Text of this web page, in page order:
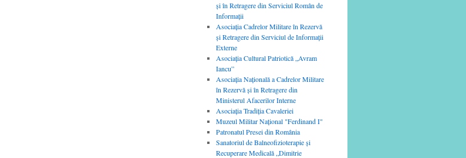
și în Retragere din Serviciul Român de
Informații
Asociaţia Cadrelor Militare în Rezervă
şi Retragere din Serviciul de Informaţii
Externe
Asociaţia Cultural Patriotică „Avram
Iancu”
Asociația Națională a Cadrelor Militare
în Rezervă și în Retragere din
Ministerul Afacerilor Interne
Asociaţia Tradiţia Cavaleriei
Muzeul Militar Naţional "Ferdinand I"
Patronatul Presei din România
Sanatoriul de Balneofizioterapie şi
Recuperare Medicală „Dimitrie